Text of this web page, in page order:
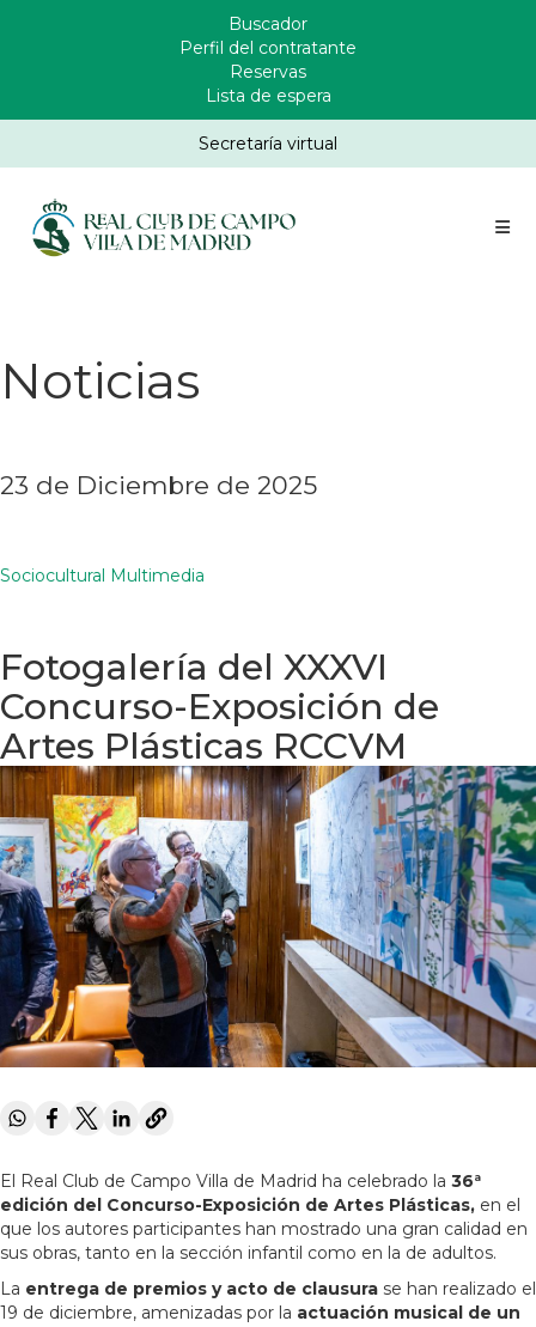
Enlaces
Header
Buscador
Perfil del contratante
Reservas
Lista de espera
Secretaría virtual
Noticias
23 de Diciembre de 2025
Sociocultural Multimedia
Fotogalería del XXXVI
Concurso-Exposición de
Artes Plásticas RCCVM
El Real Club de Campo Villa de Madrid ha celebrado la 36ª
edición del Concurso-Exposición de Artes Plásticas, en el
que los autores participantes han mostrado una gran calidad en
sus obras, tanto en la sección infantil como en la de adultos.
La entrega de premios y acto de clausura se han realizado el
19 de diciembre, amenizadas por la actuación musical de un